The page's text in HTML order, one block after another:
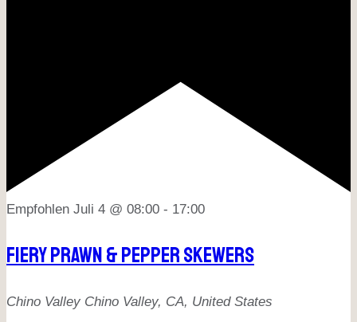
Empfohlen Juli 4 @ 08:00 - 17:00
Fiery Prawn & Pepper Skewers
Chino Valley Chino Valley, CA, United States